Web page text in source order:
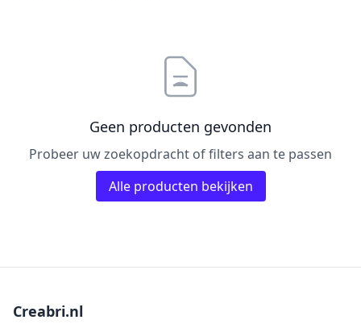
Snijmallen
Sparkles
Speciaalpapier
Te Gekke Krijtjes
Dotty Design
Dress My Craft
Dutch Doobadoo
Gemini
Linnenkarton - basis
Oplegkaartjes
pasta
Geen producten gevonden
Probeer uw zoekopdracht of filters aan te passen
Alle producten bekijken
Creabri.nl